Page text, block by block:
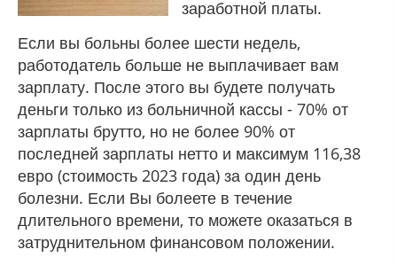
заработной платы.
Если вы больны более шести недель,
работодатель больше не выплачивает вам
зарплату. После этого вы будете получать
деньги только из больничной кассы - 70% от
зарплаты брутто, но не более 90% от
последней зарплаты нетто и максимум 116,38
евро (стоимость 2023 года) за один день
болезни. Если Вы болеете в течение
длительного времени, то можете оказаться в
затруднительном финансовом положении.